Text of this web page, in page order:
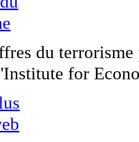
du
for